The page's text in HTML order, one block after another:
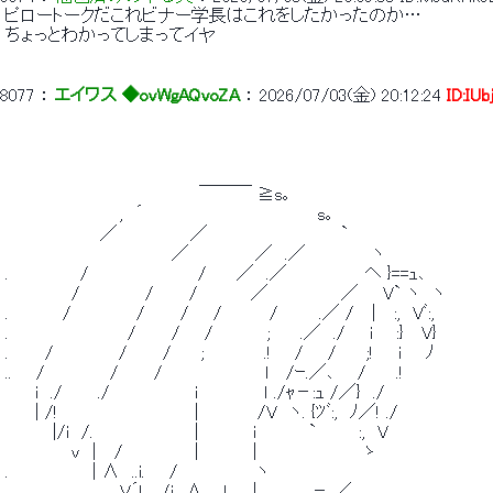
ピロートークだこれビナー学長はこれをしたかったのか…
ちょっとわかってしまってイヤ
8077 ： エイワス ◆ovWgAQvoZA ： 2026/07/03(金) 20:12:24
￣￣￣ ≧s｡
,　´　　　　　　　　　　　 　 　 s｡
／　　　　　　／　　　　　　　　　　　`
／　　　　　 ／　.／　　　　　 ヽ
.　　　　 　 /　　　　　　　　　/　　 ／　.／　　　　　　 ヘ }==ｭ､
/　　 　 　 /　 　 /　 　 　 ／　　　　　　／　　V` ヽ　ヽ
.　　　　 /　　 　 　 /　 　 /　　/　　 　 / 　 　 .／ /　 |　 :,　Vﾞ:,
.　　　　　 　 　 　 /　 　 /　　/　　　　 ;　 　.／　./　　i 　 :}　 V}
.　　　/　　 　 　 /　 　 /　　 ;　　　 　 .! 　 /　　/　 　;!　　i　　ﾉ
..　　/　　 　 　 /　 　 /　　　　　　　　 l 　/ｰ.／､ 　 /　　 .!
i　./　 　 ./　　　　　　　ｉ　　 　 　 ｌ ./ｬ－:ｭ /／}　./　　　　　
| /!　　　　　 　 　 　 　 | 　 　 　 /V　ヽ. {ﾂﾞ:,　ﾉ／! ./
|/i　/.　　　　　 　 　 |　　　　 i　 　 　 `　　　 :,　V
v　|　 /　　　　 　 |　　　　 |　　　　 　 　 　 ゝ　　　　　　　
.　　　　　 　 | ∧　..i.　　/　　　　　　 ヽ